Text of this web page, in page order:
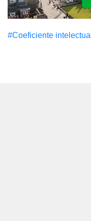
#Coeficiente intelectual